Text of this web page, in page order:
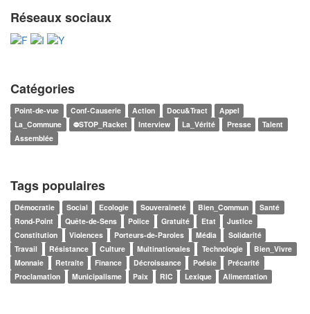
Réseaux sociaux
Catégories
Point-de-vue Conf-Causerie Action Docu&Tract
Appel
La_Commune
⛔STOP_Racket Interview La_Vérité Presse
Talent
Assemblée
Tags populaires
Démocratie Social Ecologie Souveraineté Bien_Commun
Santé
Rond-Point
Quête-de-Sens Police Gratuité Etat
Justice
Constitution
Violences Porteurs-de-Paroles Média
Solidarité
Travail
Résistance Culture Multinationales Technologie
Bien_Vivre
Monnaie
Retraite Finance Décroissance Poésie
Précarité
Proclamation
Municipalisme Paix RIC Lexique Alimentation